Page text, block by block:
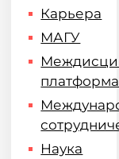
Карьера
МАГУ
платформа
Наука